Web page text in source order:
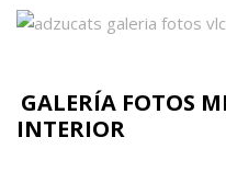
GALERÍA FOTOS
INTERIOR